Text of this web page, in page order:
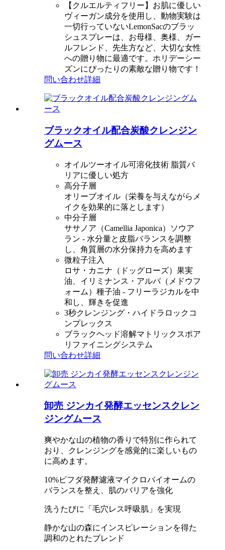
【クルエルティフリー】お肌に優しい
ヴィーガン成分を使用し、動物実験は
一切行っていないLemonSacのブラッ
シュスプレーは、お母様、奥様、ガー
ルフレンド、先生方など、大切な女性
への贈り物に最適です。ホリデーシー
ズンにぴったりの素敵な贈り物です！
問い合わせ詳細
ブラックオイル配合炭酸クレンジン
グムース
オイルツーオイル可溶化技術 脂質バ
リアに優しい処方
高分子層
オリーブオイル（栄養を与えながらメ
イクを効果的に落とします）
中分子層
ササノア（Camellia Japonica）ソウア
ラン - 水分量と皮脂バランスを調整
し、角質層の水分保持力を高めます
微粒子注入
ロサ・カニナ（ドッグローズ）果実
油、イリミナンス・アルバ（メドウフ
ォーム）種子油 - フリーラジカルを中
和し、輝きを促進
3秒クレンジング・ハイドラロックコ
ンプレックス
ブラックヘッド溶解マトリックスポア
リファイニングシステム
問い合わせ詳細
卸売 ジンカイ発酵エッセンスクレン
ジングムース
爽やかな山の植物の香りで特別に作られて
おり、クレンジングを感覚的に楽しいもの
に高めます。
10%ビフダ発酵濾液マイクロバイオームの
バランスを整え、肌のバリアを強化
洗うたびに「毛穴レス呼吸肌」を実現
静かな山の森にインスピレーションを得た
調和のとれたブレンド